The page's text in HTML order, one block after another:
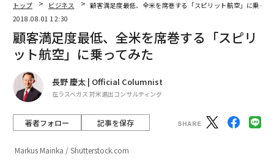
トップ ビジネス
顧客満足度最低、全米を席巻する「スピリット航空」に乗って
2018.08.01 12:30
顧客満足度最低、全米を席巻する「スピリ
ット航空」に乗ってみた
長野 慶太 | Official Columnist
在ラスベガス 対米進出コンサルティング
著者フォロー 記事を保存
Markus Mainka / Shutterstock.com